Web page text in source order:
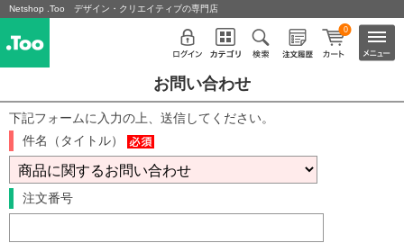
Netshop .Too デザイン・クリエイティブの専門店
0
お問い合わせ
下記フォームに入力の上、送信してください。
件名（タイトル）
注文番号